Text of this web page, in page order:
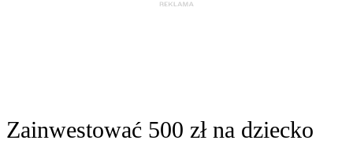
Zainwestować 500 zł na dziecko